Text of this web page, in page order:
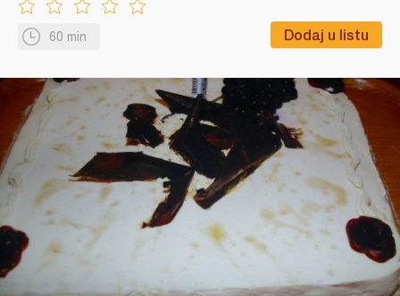
60 min Dodaj u listu